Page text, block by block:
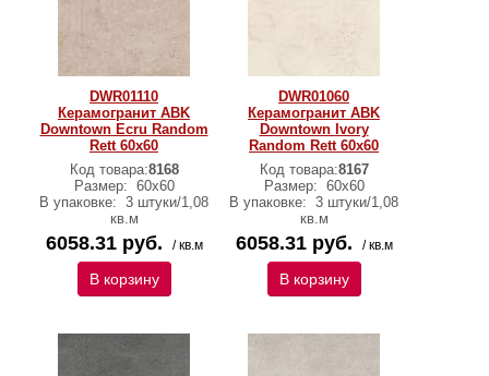
DWR01110
Керамогранит ABK
Downtown Ecru Random
Rett 60х60
Код товара:8168
Размер: 60х60
В упаковке: 3 штуки/1,08
кв.м
6058.31 руб. / кв.м
В корзину
DWR01060
Керамогранит ABK
Downtown Ivory
Random Rett 60х60
Код товара:8167
Размер: 60х60
В упаковке: 3 штуки/1,08
кв.м
6058.31 руб. / кв.м
В корзину